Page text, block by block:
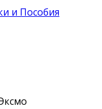
и Пособия